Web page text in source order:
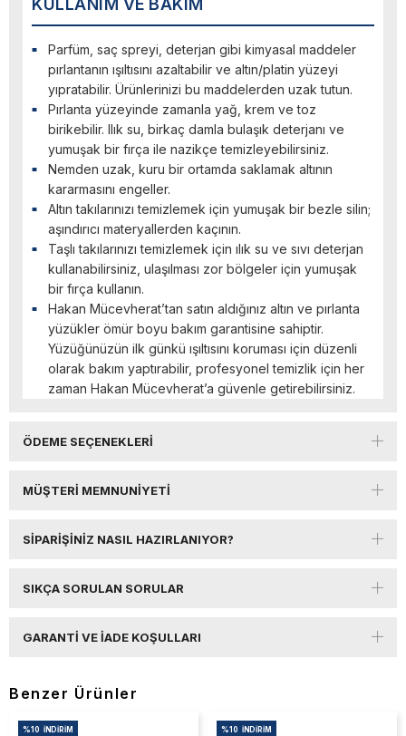
KULLANIM VE BAKIM
Parfüm, saç spreyi, deterjan gibi kimyasal maddeler
pırlantanın ışıltısını azaltabilir ve altın/platin yüzeyi
yıpratabilir. Ürünlerinizi bu maddelerden uzak tutun.
Pırlanta yüzeyinde zamanla yağ, krem ve toz
birikebilir. Ilık su, birkaç damla bulaşık deterjanı ve
yumuşak bir fırça ile nazikçe temizleyebilirsiniz.
Nemden uzak, kuru bir ortamda saklamak altının
kararmasını engeller.
Altın takılarınızı temizlemek için yumuşak bir bezle silin;
aşındırıcı materyallerden kaçının.
Taşlı takılarınızı temizlemek için ılık su ve sıvı deterjan
kullanabilirsiniz, ulaşılması zor bölgeler için yumuşak
bir fırça kullanın.
Hakan Mücevherat’tan satın aldığınız altın ve pırlanta
yüzükler ömür boyu bakım garantisine sahiptir.
Yüzüğünüzün ilk günkü ışıltısını koruması için düzenli
olarak bakım yaptırabilir, profesyonel temizlik için her
zaman Hakan Mücevherat’a güvenle getirebilirsiniz.
ÖDEME SEÇENEKLERI
MÜŞTERI MEMNUNIYETI
SIPARIŞINIZ NASIL HAZIRLANIYOR?
SIKÇA SORULAN SORULAR
GARANTI VE İADE KOŞULLARI
Benzer Ürünler
%10 İNDIRIM %10 İNDIRIM